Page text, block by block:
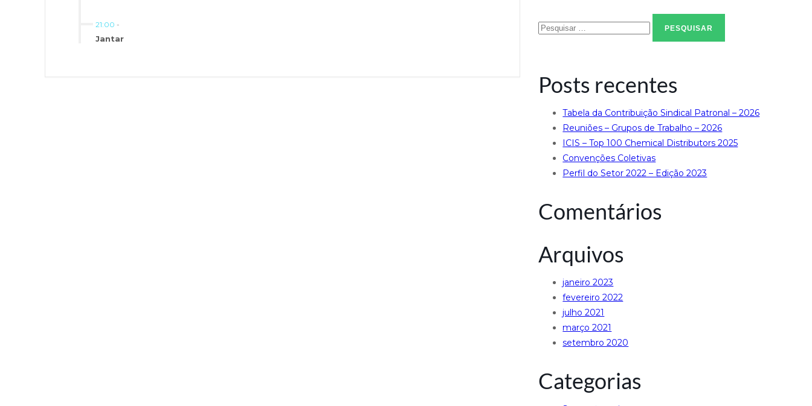
21:00 -
Jantar
Pesquisar
por:
Posts recentes
Tabela da Contribuição Sindical Patronal – 2026
Reuniões – Grupos de Trabalho – 2026
ICIS – Top 100 Chemical Distributors 2025
Convenções Coletivas
Perfil do Setor 2022 – Edição 2023
Comentários
Arquivos
janeiro 2023
fevereiro 2022
julho 2021
março 2021
setembro 2020
Categorias